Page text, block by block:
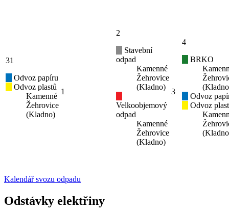
31
Odvoz papíru
Odvoz plastů
Kamenné
Žehrovice
(Kladno)
1
2
Stavební
odpad
Kamenné
Žehrovice
(Kladno)
Velkoobjemový
odpad
Kamenné
Žehrovice
(Kladno)
3
4
BRKO
Odvoz
Odvoz
Kalendář svozu odpadu
Odstávky elektřiny